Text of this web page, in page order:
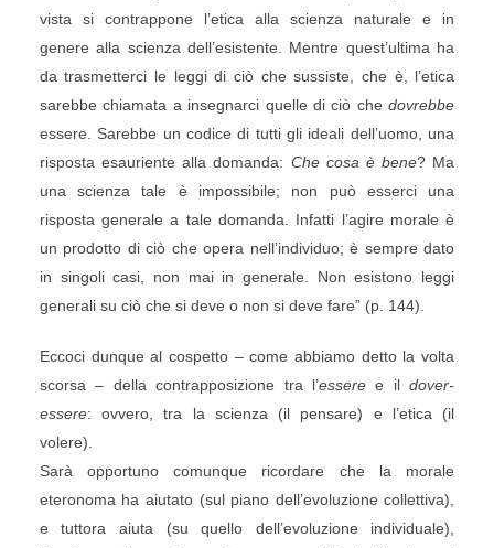
vista si contrappone l’etica alla scienza naturale e in
genere alla scienza dell’esistente. Mentre quest’ultima ha
da trasmetterci le leggi di ciò che sussiste, che è, l’etica
sarebbe chiamata a insegnarci quelle di ciò chedovrebbe
essere. Sarebbe un codice di tutti gli ideali dell’uomo, una
risposta esauriente alla domanda: Che cosa è bene? Ma
una scienza tale è impossibile; non può esserci una
risposta generale a tale domanda. Infatti l’agire morale è
un prodotto di ciò che opera nell’individuo; è sempre dato
in singoli casi, non mai in generale. Non esistono leggi
generali su ciò che si deve o non si deve fare” (p. 144).
Eccoci dunque al cospetto – come abbiamo detto la volta
scorsa – della contrapposizione tra l’esseree ildover-
essere: ovvero, tra la scienza (il pensare) e l’etica (il
volere).
Sarà opportuno comunque ricordare che la morale
eteronoma ha aiutato (sul piano dell’evoluzione collettiva),
e tuttora aiuta (su quello dell’evoluzione individuale),